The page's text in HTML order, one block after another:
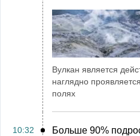
Вулкан является
наглядно
полях
10:32
Больше 90%